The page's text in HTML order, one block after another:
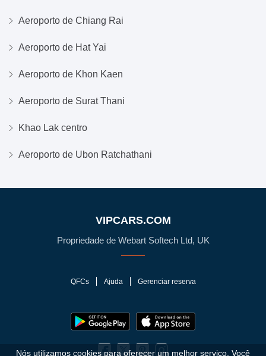
Aeroporto de Chiang Rai
Aeroporto de Hat Yai
Aeroporto de Khon Kaen
Aeroporto de Surat Thani
Khao Lak centro
Aeroporto de Ubon Ratchathani
VIPCARS.COM
Propriedade de Webart Softech Ltd, UK
QFCs Ajuda Gerenciar reserva
Nós utilizamos cookies para oferecer um melhor serviço. Você